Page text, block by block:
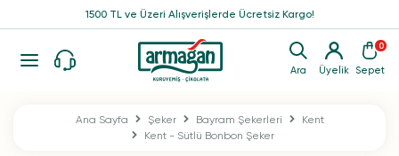
Ara Üyelik
0
Sepet
1500 TL ve Üzeri Alışverişlerde Ücretsiz Kargo!
Ana Sayfa Şeker Bayram Şekerleri
Kent
Kent - Sütlü Bonbon Şeker